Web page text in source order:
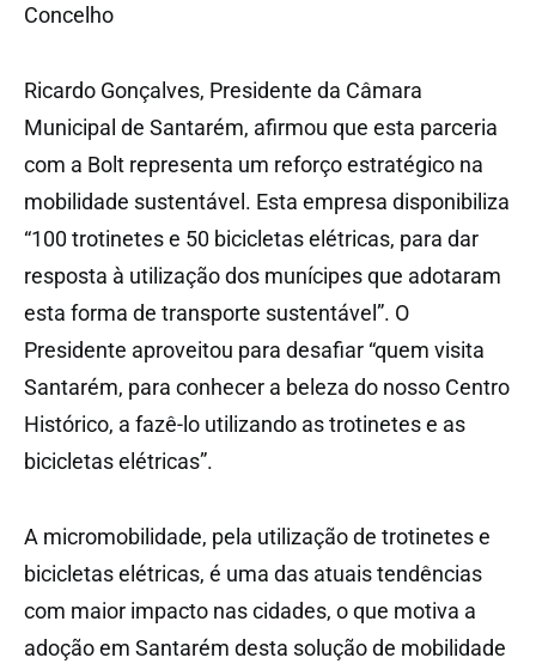
Concelho
Ricardo Gonçalves, Presidente da Câmara
Municipal de Santarém, afirmou que esta parceria
com a Bolt representa um reforço estratégico na
mobilidade sustentável. Esta empresa disponibiliza
“100 trotinetes e 50 bicicletas elétricas, para dar
resposta à utilização dos munícipes que adotaram
esta forma de transporte sustentável”. O
Presidente aproveitou para desafiar “quem visita
Santarém, para conhecer a beleza do nosso Centro
Histórico, a fazê-lo utilizando as trotinetes e as
bicicletas elétricas”.
A micromobilidade, pela utilização de trotinetes e
bicicletas elétricas, é uma das atuais tendências
com maior impacto nas cidades, o que motiva a
adoção em Santarém desta solução de mobilidade